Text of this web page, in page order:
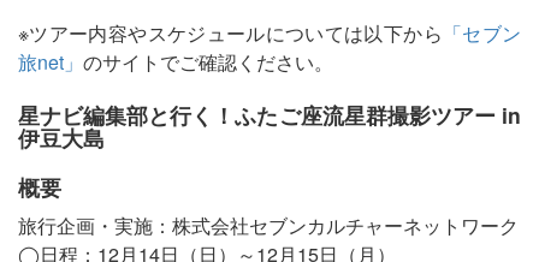
※ツアー内容やスケジュールについては以下から 「セブン
旅net」 のサイトでご確認ください。
星ナビ編集部と行く！ふたご座流星群撮影ツアー in
伊豆大島
概要
旅行企画・実施：株式会社セブンカルチャーネットワーク
◯日程：12月14日（日）～12月15日（月）